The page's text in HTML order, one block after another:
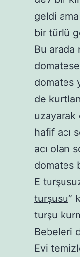
geldi
bir türlü
Bu arada
domates
de
uzayarak
hafif acı
acı olan
domates
E
turşusu”
turşu
Bebeleri
Evi